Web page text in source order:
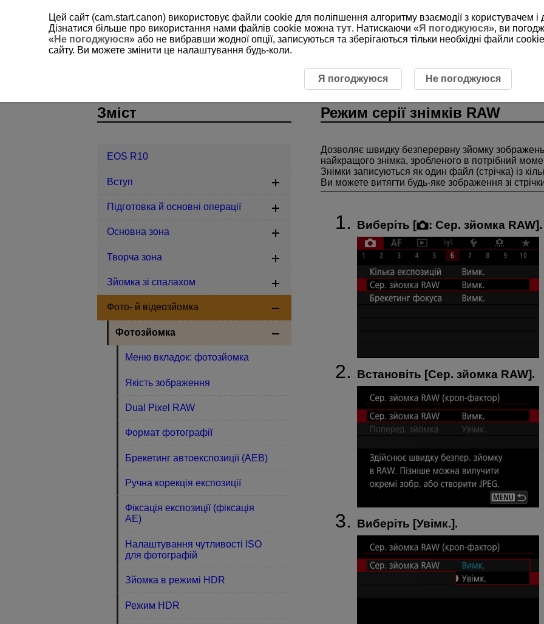
Фото- й відеозйомка
Режим серії знімків RAW
Дозволяє швидку безперервну зйомку
найкращого знімка, зробленого в потрібний
Знімки записуються як один файл (стрічка) із
Ви можете витягти будь-яке зображення зі
Виберіть [ : Сер. зйомка RAW].
Встановіть [Сер. зйомка RAW].
Виберіть [Увімк.].
Зміст
EOS R10
Вступ
Підготовка й основні операції
Основна зона
Творча зона
Зйомка зі спалахом
Фото- й відеозйомка
Фотозйомка
Меню вкладок: фотозйомка
Якість зображення
Dual Pixel RAW
Формат фотографії
Брекетинг автоекспозиції (AEB)
Ручна корекція експозиції
Фіксація експозиції (фіксація
АЕ)
Налаштування чутливості ISO
для фотографій
Зйомка в режимі HDR
Режим HDR
Цей сайт (cam.start.canon) використовує файли cookie для поліпшення алгоритму взаємодії з користувачем
Дізнатися більше про використання нами файлів cookie можна тут. Натискаючи «Я погоджуюся», ви
«Не погоджуюся» або не вибравши жодної опції, записуються та зберігаються тільки необхідні файли
сайту. Ви можете змінити це налаштування будь-коли.
Я погоджуюся Не погоджуюся